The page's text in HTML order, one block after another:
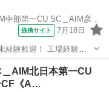
UTエイム株式会社 SC＿AIM中部第一CU SC＿AIM彦根CF《Adfs1C》
提携サイト 7月18日
AIM北日本第一CU
CF《A…